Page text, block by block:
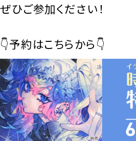
ぜひご参加ください！
👇予約はこちらから👇